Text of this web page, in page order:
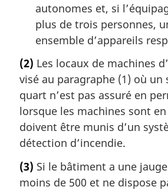
autonomes et, si
plus de trois personnes,
ensemble d’appareils
(2) Les locaux de machines
visé au paragraphe (1) où un
quart n’est pas assuré en
lorsque les machines sont
doivent être munis d’un
détection d’incendie.
(3) Si le bâtiment a une
moins de 500 et ne dispose